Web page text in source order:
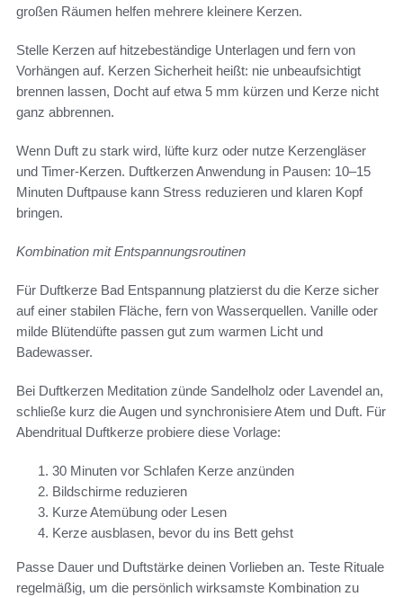
großen Räumen helfen mehrere kleinere Kerzen.
Stelle Kerzen auf hitzebeständige Unterlagen und fern von
Vorhängen auf. Kerzen Sicherheit heißt: nie unbeaufsichtigt
brennen lassen, Docht auf etwa 5 mm kürzen und Kerze nicht
ganz abbrennen.
Wenn Duft zu stark wird, lüfte kurz oder nutze Kerzengläser
und Timer-Kerzen. Duftkerzen Anwendung in Pausen: 10–15
Minuten Duftpause kann Stress reduzieren und klaren Kopf
bringen.
Kombination mit Entspannungsroutinen
Für Duftkerze Bad Entspannung platzierst du die Kerze sicher
auf einer stabilen Fläche, fern von Wasserquellen. Vanille oder
milde Blütendüfte passen gut zum warmen Licht und
Badewasser.
Bei Duftkerzen Meditation zünde Sandelholz oder Lavendel an,
schließe kurz die Augen und synchronisiere Atem und Duft. Für
Abendritual Duftkerze probiere diese Vorlage:
30 Minuten vor Schlafen Kerze anzünden
Bildschirme reduzieren
Kurze Atemübung oder Lesen
Kerze ausblasen, bevor du ins Bett gehst
Passe Dauer und Duftstärke deinen Vorlieben an. Teste Rituale
regelmäßig, um die persönlich wirksamste Kombination zu